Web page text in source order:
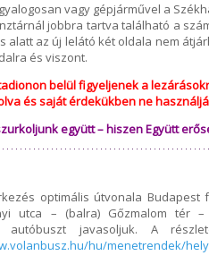
vagy gépjárművel a
jobbra tartva található a
alatt az új lelátó két oldala nem
és viszont.
belül figyeljenek a
és saját érdekükben ne
együtt – hiszen Együtt
optimális útvonala Budapest
utca – (balra) Gőzmalom tér
javasoljuk. A
hu/menetrendek/